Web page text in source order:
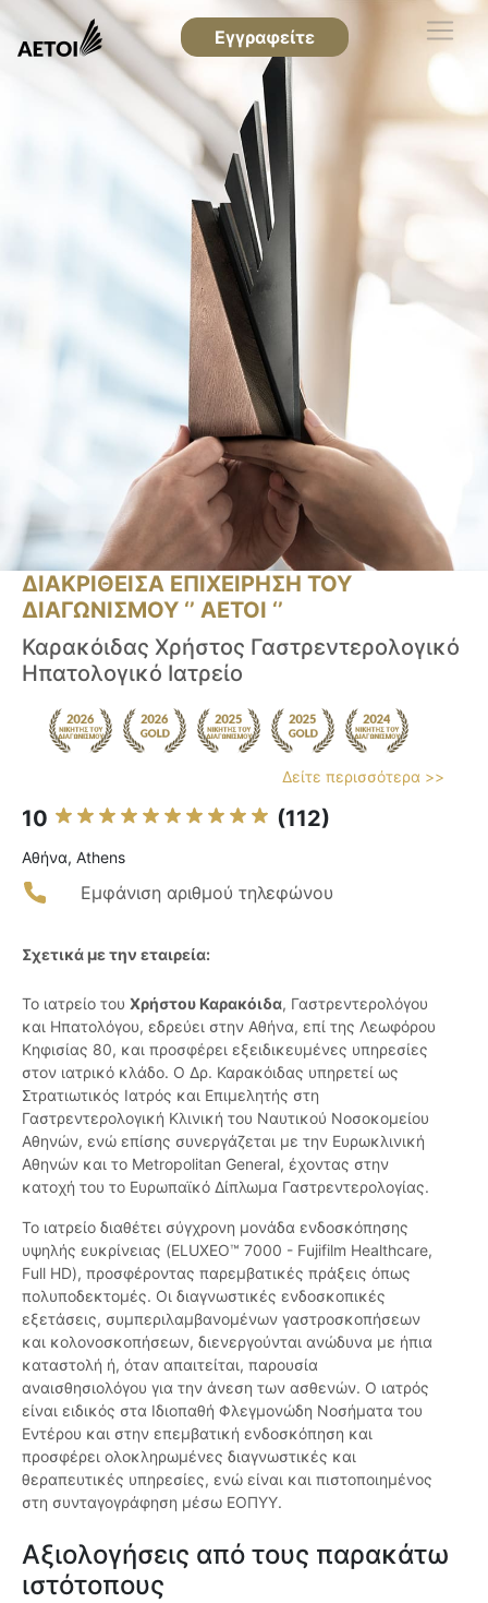
Εγγραφείτε
ΔΙΑΚΡΙΘΕΙΣΑ ΕΠΙΧΕΙΡΗΣΗ ΤΟΥ
ΔΙΑΓΩΝΙΣΜΟΥ ‘’ ΑΕΤΟΙ ‘’
Καρακόιδας Χρήστος Γαστρεντερολογικό
Ηπατολογικό Ιατρείο
Δείτε περισσότερα >>
10 (112)
Αθήνα, Athens
Εμφάνιση αριθμού τηλεφώνου
Σχετικά με την εταιρεία:
Το ιατρείο του Χρήστου Καρακόιδα, Γαστρεντερολόγου
και Ηπατολόγου, εδρεύει στην Αθήνα, επί της Λεωφόρου
Κηφισίας 80, και προσφέρει εξειδικευμένες υπηρεσίες
στον ιατρικό κλάδο. Ο Δρ. Καρακόιδας υπηρετεί ως
Στρατιωτικός Ιατρός και Επιμελητής στη
Γαστρεντερολογική Κλινική του Ναυτικού Νοσοκομείου
Αθηνών, ενώ επίσης συνεργάζεται με την Ευρωκλινική
Αθηνών και το Metropolitan General, έχοντας στην
κατοχή του το Ευρωπαϊκό Δίπλωμα Γαστρεντερολογίας.
Το ιατρείο διαθέτει σύγχρονη μονάδα ενδοσκόπησης
υψηλής ευκρίνειας (ELUXEO™ 7000 - Fujifilm Healthcare,
Full HD), προσφέροντας παρεμβατικές πράξεις όπως
πολυποδεκτομές. Οι διαγνωστικές ενδοσκοπικές
εξετάσεις, συμπεριλαμβανομένων γαστροσκοπήσεων
και κολονοσκοπήσεων, διενεργούνται ανώδυνα με ήπια
καταστολή ή, όταν απαιτείται, παρουσία
αναισθησιολόγου για την άνεση των ασθενών. Ο ιατρός
είναι ειδικός στα Ιδιοπαθή Φλεγμονώδη Νοσήματα του
Εντέρου και στην επεμβατική ενδοσκόπηση και
προσφέρει ολοκληρωμένες διαγνωστικές και
θεραπευτικές υπηρεσίες, ενώ είναι και πιστοποιημένος
στη συνταγογράφηση μέσω ΕΟΠΥΥ.
Αξιολογήσεις από τους παρακάτω
ιστότοπους